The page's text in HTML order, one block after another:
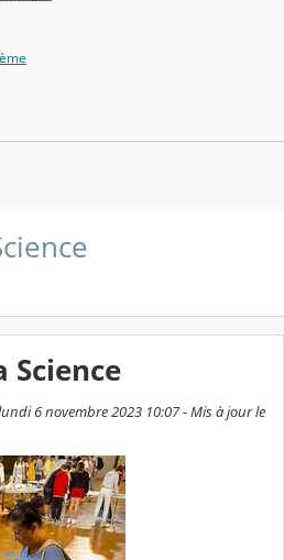
Science
lundi 6 novembre 2023 10:07 - Mis à jour le